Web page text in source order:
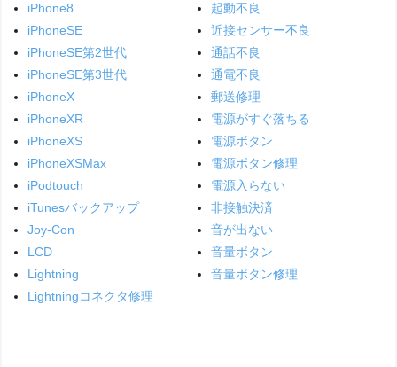
iPhone8
iPhoneSE
iPhoneSE第2世代
iPhoneSE第3世代
iPhoneX
iPhoneXR
iPhoneXS
iPhoneXSMax
iPodtouch
iTunesバックアップ
Joy-Con
LCD
Lightning
Lightningコネクタ修理
起動不良
近接センサー不良
通話不良
通電不良
郵送修理
電源がすぐ落ちる
電源ボタン
電源ボタン修理
電源入らない
非接触決済
音が出ない
音量ボタン
音量ボタン修理